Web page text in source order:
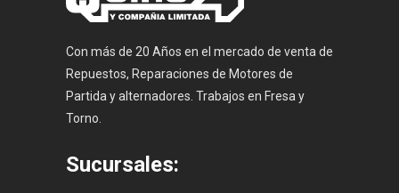
Con más de 20 Años en el mercado de venta de
Repuestos, Reparaciones de Motores de
Partida y alternadores. Trabajos en Fresa y
Torno.
Sucursales: